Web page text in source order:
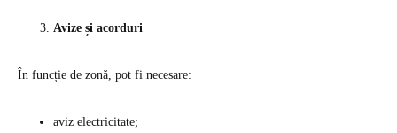
Avize și acorduri
În funcție de zonă, pot fi necesare:
aviz electricitate;